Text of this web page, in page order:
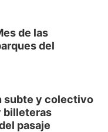
de las
del
subte y colectivo
billeteras
pasaje